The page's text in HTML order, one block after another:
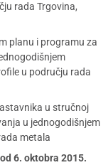
rada Trgovina,
planu i programu za
u području rada
u stručnoj
u jednogodišnjem
metala
6. oktobra 2015.